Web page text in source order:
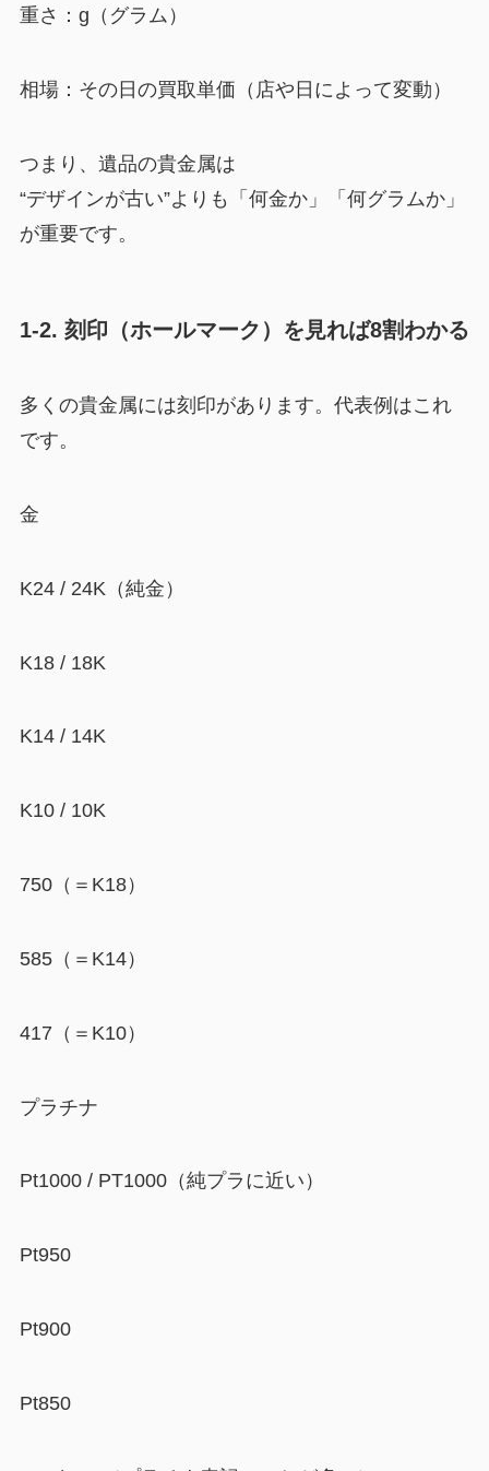
重さ：g（グラム）
相場：その日の買取単価（店や日によって変動）
つまり、遺品の貴金属は
“デザインが古い”よりも「何金か」「何グラムか」
が重要です。
1-2. 刻印（ホールマーク）を見れば8割わかる
多くの貴金属には刻印があります。代表例はこれ
です。
金
K24 / 24K（純金）
K18 / 18K
K14 / 14K
K10 / 10K
750（＝K18）
585（＝K14）
417（＝K10）
プラチナ
Pt1000 / PT1000（純プラに近い）
Pt950
Pt900
Pt850